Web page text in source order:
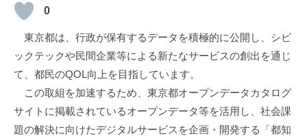
0
東京都は、行政が保有するデータを積極的に公開し、シビ
ックテックや民間企業等による新たなサービスの創出を通じ
て、都民のQOL向上を目指しています。
この取組を加速するため、東京都オープンデータカタログ
サイトに掲載されているオープンデータ等を活用し、社会課
題の解決に向けたデジタルサービスを企画・開発する「都知